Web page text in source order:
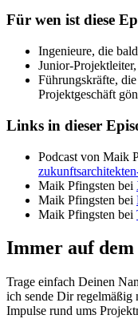
Für wen ist diese
Ingenieure, die
Junior-
Führungskräfte,
Projektgeschäft
Links in dieser
Podcast von Maik
Maik Pfingsten bei
Maik Pfingsten bei
Maik Pfingsten bei
Immer auf
Trage einfach Deinen
ich sende Dir regelmäßig
Impulse rund ums